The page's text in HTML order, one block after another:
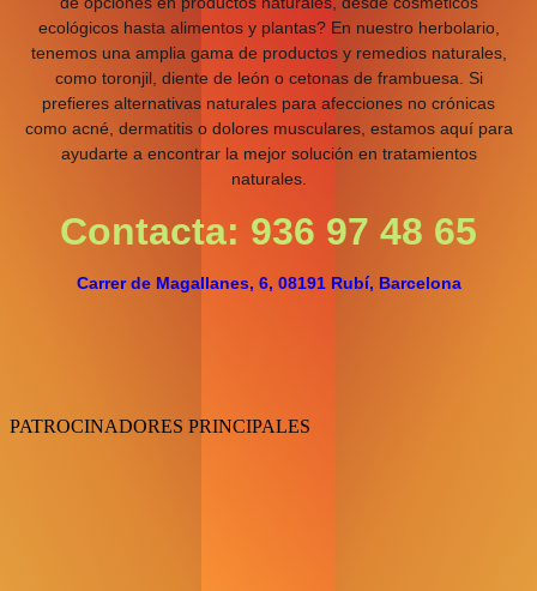
ecológicos hasta alimentos y plantas? En nuestro herbolario,
tenemos una amplia gama de productos y remedios naturales,
como toronjil, diente de león o cetonas de frambuesa. Si
prefieres alternativas naturales para afecciones no crónicas
como acné, dermatitis o dolores musculares, estamos aquí para
ayudarte a encontrar la mejor solución en tratamientos
naturales.
Contacta: 936 97 48 65
Carrer de Magallanes, 6, 08191 Rubí, Barcelona
PATROCINADORES PRINCIPALES